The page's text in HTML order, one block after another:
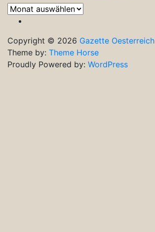
Frühere
Ausgaben
Copyright © 2026 Gazette Oesterreich
Theme by: Theme Horse
Proudly Powered by: WordPress